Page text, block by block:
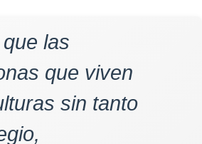
las
que viven
sin tanto